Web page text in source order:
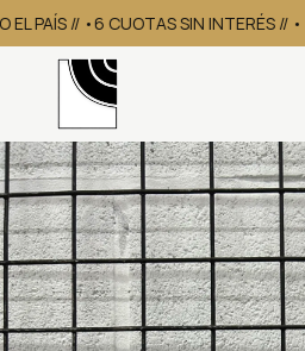
PAÍS // •6 CUOTAS SIN INTERÉS // •